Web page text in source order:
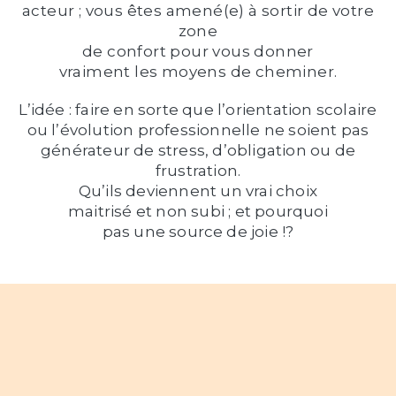
acteur ; vous êtes amené(e) à sortir de votre
zone
de confort pour vous donner
vraiment les moyens de cheminer.
L’idée : faire en sorte que l’orientation scolaire
ou l’évolution professionnelle ne soient pas
générateur de stress, d’obligation ou de
frustration.
Qu’ils deviennent un vrai choix
maitrisé et non subi ; et pourquoi
pas une source de joie !?